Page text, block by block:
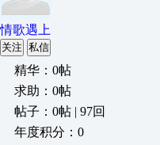
情歌遇上
关注 私信
精华：0帖
求助：0帖
帖子：0帖 | 97回
年度积分：0